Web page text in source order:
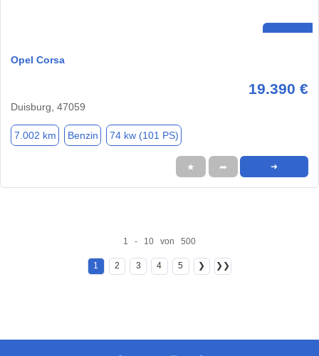
Opel Corsa
19.390 €
Duisburg, 47059
7.002 km Benzin 74 kw (101 PS)
★ ➦ ➜
1 - 10 von 500
1 2 3 4 5 ❯ ❯❯